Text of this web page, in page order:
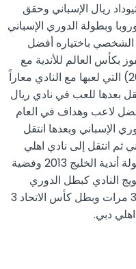
بي إم ثيوداد ريال الإسباني وحقق
وبطولة الدوري الإسباني
الشخصي باختياره أفضل
بكأس العالم للأندية مع
فريق السد القطري خلال السنة (2002) التي لعبها مع النادي معاراً
بعدها للعب في نادي ريال
لاعب وهداف في العام
في الدوري الإسباني وبعدها انتقل
ثم انتقل إلى نادي اهلي
دبي عام 2011 واستطاع هناك حصد بطولة أندية الخليج 2013 وفضية
النادي كبطل الدوري
الإماراتي 3 مرات وبطل كأس السوبر 3 مرات وبطل كأس الاتحاد 3
دبي.